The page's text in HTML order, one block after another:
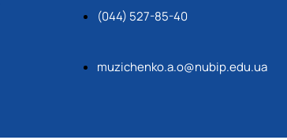
(044) 527-85-40
muzichenko.a.o@nubip.edu.ua